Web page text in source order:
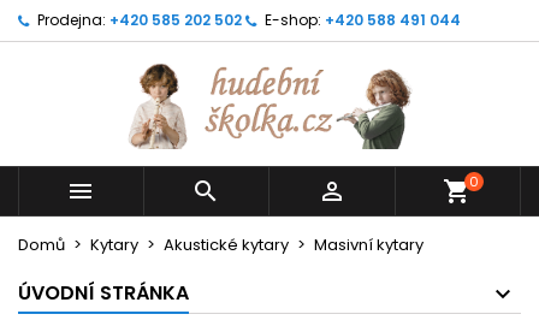
Prodejna: +420 585 202 502 E-shop: +420 588 491 044
   shopping_cart0
Domů Kytary Akustické kytary Masivní kytary
ÚVODNÍ STRÁNKA